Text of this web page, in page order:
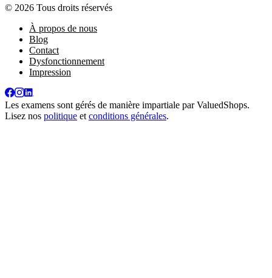
© 2026 Tous droits réservés
À propos de nous
Blog
Contact
Dysfonctionnement
Impression
Les examens sont gérés de manière impartiale parValuedShops.
Lisez nos politique et conditions générales.